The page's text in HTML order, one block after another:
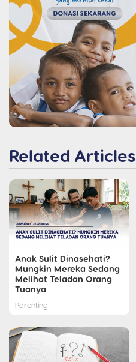
Related Articles
Anak Sulit Dinasehati?
Mungkin Mereka Sedang
Melihat Teladan Orang
Tuanya
Parenting